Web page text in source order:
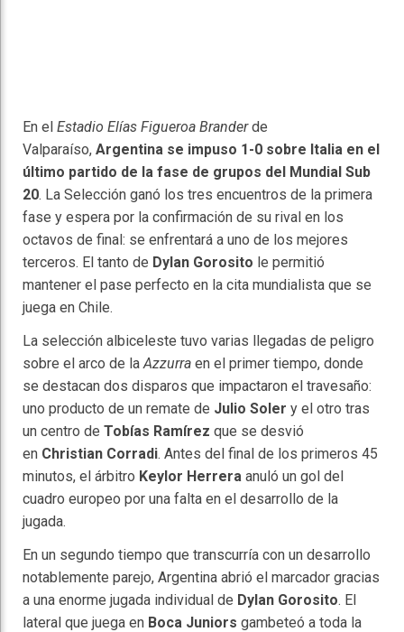
En el Estadio Elías Figueroa Branderde
Valparaíso, Argentina se impuso 1-0 sobre Italia en el
último partido de la fase de grupos del Mundial Sub
20. La Selección ganó los tres encuentros de la primera
fase y espera por la confirmación de su rival en los
octavos de final: se enfrentará a uno de los mejores
terceros. El tanto de Dylan Gorosito le permitió
mantener el pase perfecto en la cita mundialista que se
juega en Chile.
La selección albiceleste tuvo varias llegadas de peligro
sobre el arco de laAzzurra en el primer tiempo, donde
se destacan dos disparos que impactaron el travesaño:
uno producto de un remate de Julio Soler y el otro tras
un centro de Tobías Ramírez que se desvió
en Christian Corradi. Antes del final de los primeros 45
minutos, el árbitro Keylor Herrera anuló un gol del
cuadro europeo por una falta en el desarrollo de la
jugada.
En un segundo tiempo que transcurría con un desarrollo
notablemente parejo, Argentina abrió el marcador gracias
a una enorme jugada individual de Dylan Gorosito. El
lateral que juega en Boca Juniors gambeteó a toda la